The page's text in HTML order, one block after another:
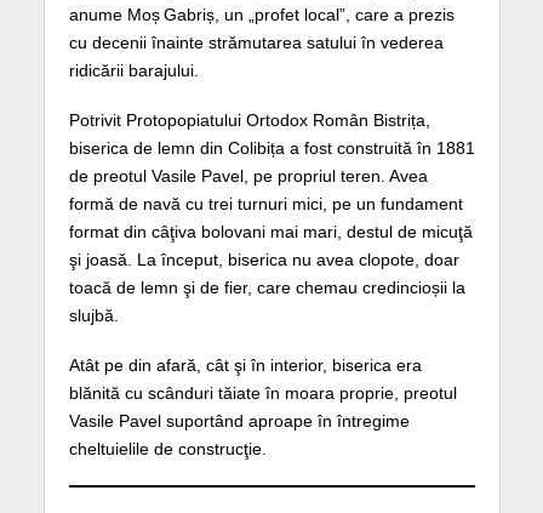
anume Moș Gabriș, un „profet local”, care a prezis
cu decenii înainte strămutarea satului în vederea
ridicării barajului.
Potrivit Protopopiatului Ortodox Român Bistrița,
biserica de lemn din Colibița a fost construită în 1881
de preotul Vasile Pavel, pe propriul teren. Avea
formă de navă cu trei turnuri mici, pe un fundament
format din câţiva bolovani mai mari, destul de micuţă
şi joasă. La început, biserica nu avea clopote, doar
toacă de lemn şi de fier, care chemau credincioșii la
slujbă.
Atât pe din afară, cât şi în interior, biserica era
blănită cu scânduri tăiate în moara proprie, preotul
Vasile Pavel suportând aproape în întregime
cheltuielile de construcţie.